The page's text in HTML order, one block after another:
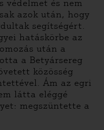
védelmet és nem
azok után, hogy
segítségért.
hatáskörbe az
után a
a Betyársereg
közösség
Ám az egri
látta eléggé
megszüntette a